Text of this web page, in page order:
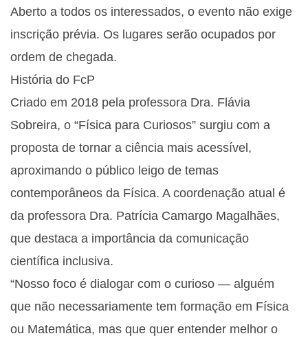
Aberto a todos os interessados, o evento não exige
inscrição prévia. Os lugares serão ocupados por
ordem de chegada.
História do FcP
Criado em 2018 pela professora Dra. Flávia
Sobreira, o “Física para Curiosos” surgiu com a
proposta de tornar a ciência mais acessível,
aproximando o público leigo de temas
contemporâneos da Física. A coordenação atual é
da professora Dra. Patrícia Camargo Magalhães,
que destaca a importância da comunicação
científica inclusiva.
“Nosso foco é dialogar com o curioso — alguém
que não necessariamente tem formação em Física
ou Matemática, mas que quer entender melhor o